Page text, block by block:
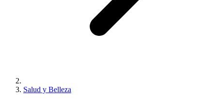
Salud y Belleza